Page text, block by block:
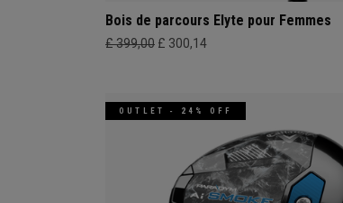
Bois de parcours Elyte pour Femmes
£ 399,00 £ 300,14
OUTLET - 24% OFF